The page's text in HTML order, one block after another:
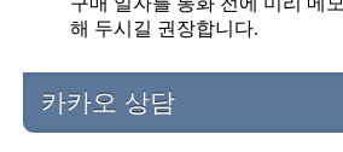
해 두시길 권장합니다.
카카오 상담